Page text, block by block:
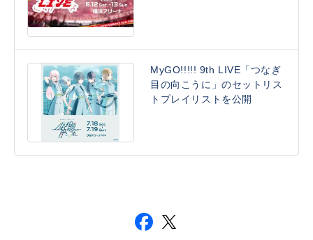
MyGO!!!!! 9th LIVE「つなぎ
目の向こうに」のセットリス
トプレイリストを公開